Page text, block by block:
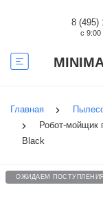
8 (495)
с 9:00
Главная
Робот-мойщик
Black
ОЖИДАЕМ ПОСТУПЛЕНИЯ